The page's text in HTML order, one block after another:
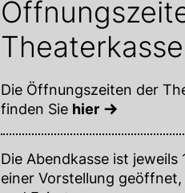
Theaterkasse
Die Öffnungszeiten der
finden Sie hier
Die Abendkasse ist jeweils
einer Vorstellung